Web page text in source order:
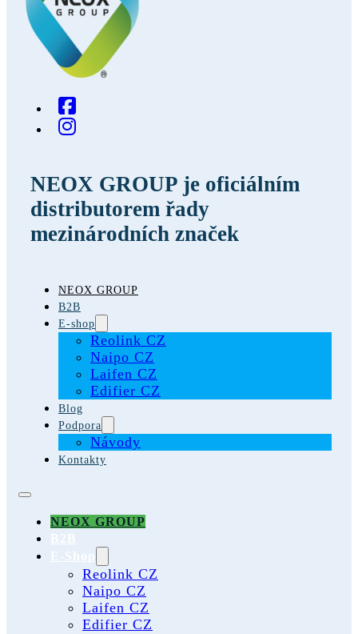
NEOX GROUP je oficiálním
distributorem řady
mezinárodních značek
NEOX GROUP
B2B
E-shop
Reolink CZ
Naipo CZ
Laifen CZ
Edifier CZ
Blog
Podpora
Návody
Kontakty
NEOX GROUP
B2B
E-Shop
Reolink CZ
Naipo CZ
Laifen CZ
Edifier CZ